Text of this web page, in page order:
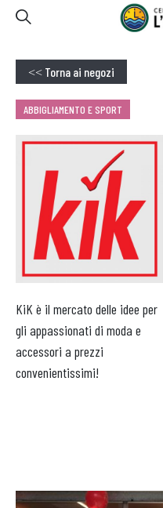
GALLERIA
<< Torna ai negozi
ABBIGLIAMENTO E SPORT
KiK è il mercato delle idee per
gli appassionati di moda e
accessori a prezzi
convenientissimi!